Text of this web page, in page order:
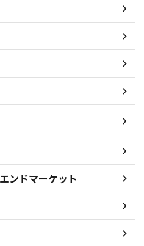
ンドマーケット